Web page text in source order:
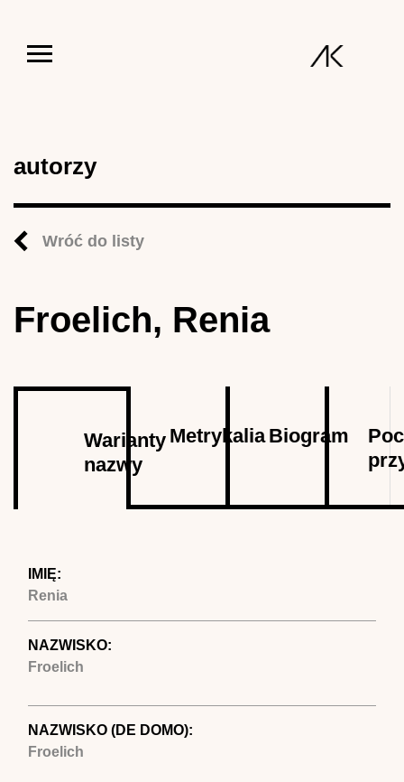
autorzy
Wróć do listy
Froelich, Renia
Warianty
nazwy
karta)
MetrykaliaBiogram
IMIĘ:
Renia
NAZWISKO:
Froelich
NAZWISKO (DE DOMO):
Froelich